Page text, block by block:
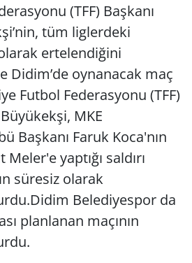
(TFF) Başkanı
tüm liglerdeki
ertelendiğini
Didim’de oynanacak maç
Futbol Federasyonu (TFF)
MKE
Başkanı Faruk Koca'nın
yaptığı saldırı
süresiz olarak
Belediyespor da
planlanan maçının